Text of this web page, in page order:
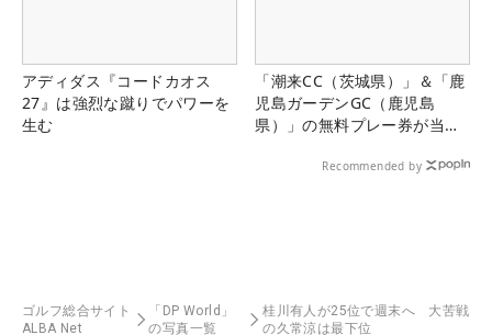
アディダス『コードカオス
27』は強烈な蹴りでパワーを
生む
「潮来CC（茨城県）」＆「鹿
児島ガーデンGC（鹿児島
県）」の無料プレー券が当た
Recommended by
ゴルフ総合サイト
ALBA Net
「DP World」
の写真一覧
桂川有人が25位で週末へ 大苦戦
の久常涼は最下位